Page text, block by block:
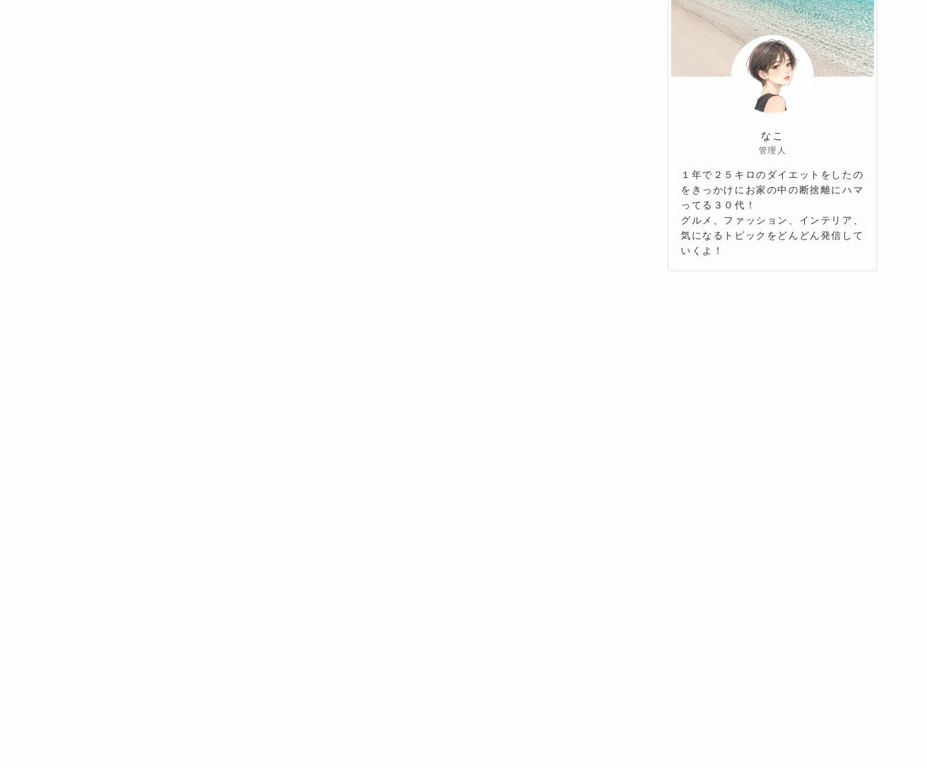
なこ
管理人
１年で２５キロのダイエットをしたの
をきっかけにお家の中の断捨離にハマ
ってる３０代！
グルメ、ファッション、インテリア、
気になるトピックをどんどん発信して
いくよ！